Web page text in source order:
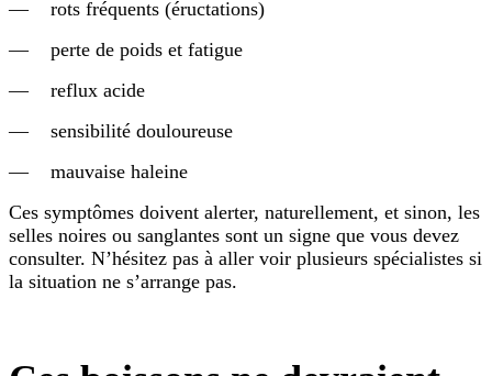
— rots fréquents (éructations)
— perte de poids et fatigue
— reflux acide
— sensibilité douloureuse
— mauvaise haleine
Ces symptômes doivent alerter, naturellement, et sinon, les
selles noires ou sanglantes sont un signe que vous devez
consulter. N’hésitez pas à aller voir plusieurs spécialistes si
la situation ne s’arrange pas.